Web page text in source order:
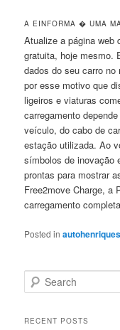
A EINFORMA � UMA
Atualize a página web
gratuita, hoje mesmo.
dados do seu carro
por esse motivo que
ligeiros e viaturas
carregamento
veículo, do cabo de
estação utilizada. Ao
símbolos de inovação
prontas para mostrar
Free2move Charge, a
carregamento
Posted in
e
rRECENT POSTS